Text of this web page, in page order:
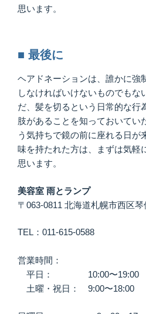
思います。
■ 最後に
ヘアドネーションは、誰かに強
しなければいけないものでもな
だ、髪を切るという日常的な行
肢があることを知っておいてい
う気持ちで鏡の前に座れる日が
味を持たれた方は、まずは気軽
思います。
美容室 雨とランプ
〒063-0811 北海道札幌市西区
TEL：011-615-0588
営業時間：
平日： 10:00〜19:00
土曜・祝日： 9:00〜18:00